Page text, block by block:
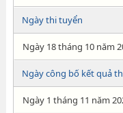
Ngày thi tuyển
Ngày 18 tháng 10 năm
Ngày công bố kết quả
Ngày 1 tháng 11 năm